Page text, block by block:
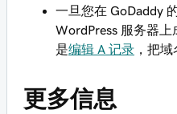
一旦您在 GoDaddy
WordPress 服务器
是编辑 A 记录 ，把
更多信息